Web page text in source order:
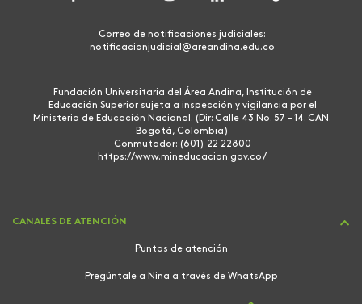
Correo de notificaciones judiciales:
notificacionjudicial@areandina.edu.co
Fundación Universitaria del Área Andina, Institución de
Educación Superior sujeta a inspección y vigilancia por el
Ministerio de Educación Nacional. (Dir: Calle 43 No. 57 - 14. CAN.
Bogotá, Colombia)
Conmutador: (601) 22 22800
https://www.mineducacion.gov.co/
CANALES DE ATENCIÓN
Puntos de atención
Pregúntale a Nina a través de WhatsApp